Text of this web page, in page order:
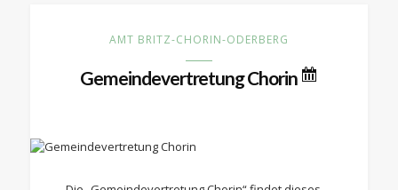
AMT BRITZ-CHORIN-ODERBERG
Gemeindevertretung Chorin